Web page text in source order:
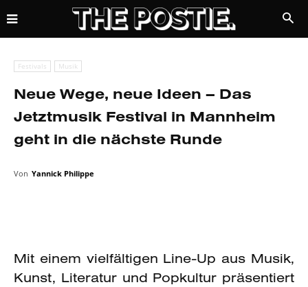
Festivals Musik
Neue Wege, neue Ideen – Das
Jetztmusik Festival in Mannheim
geht in die nächste Runde
Von Yannick Philippe
Mit einem vielfältigen Line-Up aus Musik,
Kunst, Literatur und Popkultur präsentiert